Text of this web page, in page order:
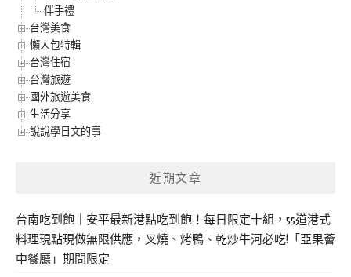
伴手禮
台灣美食
懶人包特輯
台灣住宿
台灣旅遊
國外旅遊美食
生活分享
說說學日文的事
近期文章
台南吃到飽｜安平最新港點吃到飽！每日限定十組，55道港式
料理現點現做無限供應，叉燒、烤鴨、乾炒牛河必吃!「亞果薈
中餐廳」期間限定